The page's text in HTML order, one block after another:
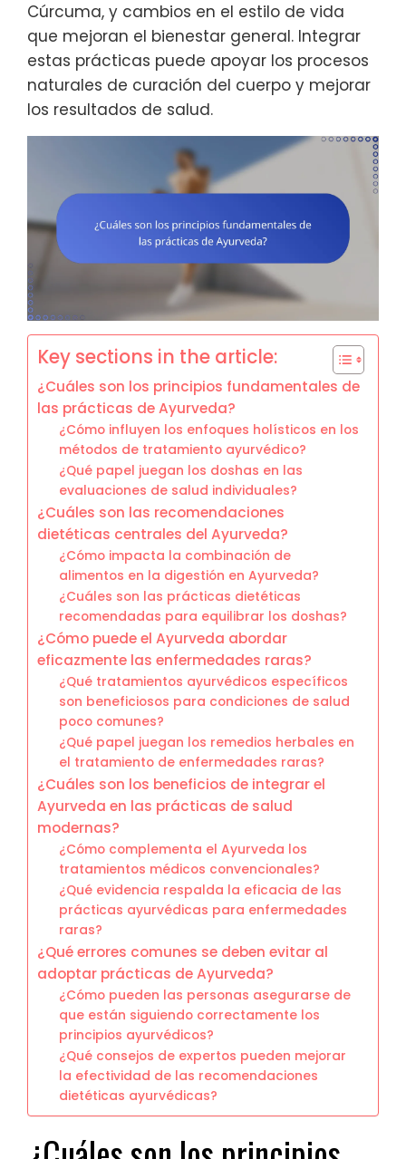
Cúrcuma, y cambios en el estilo de vida
que mejoran el bienestar general. Integrar
estas prácticas puede apoyar los procesos
naturales de curación del cuerpo y mejorar
los resultados de salud.
Key sections in the article:
¿Cuáles son los principios fundamentales de
las prácticas de Ayurveda?
¿Cómo influyen los enfoques holísticos en los
métodos de tratamiento ayurvédico?
¿Qué papel juegan los doshas en las
evaluaciones de salud individuales?
¿Cuáles son las recomendaciones
dietéticas centrales del Ayurveda?
¿Cómo impacta la combinación de
alimentos en la digestión en Ayurveda?
¿Cuáles son las prácticas dietéticas
recomendadas para equilibrar los doshas?
¿Cómo puede el Ayurveda abordar
eficazmente las enfermedades raras?
¿Qué tratamientos ayurvédicos específicos
son beneficiosos para condiciones de salud
poco comunes?
¿Qué papel juegan los remedios herbales en
el tratamiento de enfermedades raras?
¿Cuáles son los beneficios de integrar el
Ayurveda en las prácticas de salud
modernas?
¿Cómo complementa el Ayurveda los
tratamientos médicos convencionales?
¿Qué evidencia respalda la eficacia de las
prácticas ayurvédicas para enfermedades
raras?
¿Qué errores comunes se deben evitar al
adoptar prácticas de Ayurveda?
¿Cómo pueden las personas asegurarse de
que están siguiendo correctamente los
principios ayurvédicos?
¿Qué consejos de expertos pueden mejorar
la efectividad de las recomendaciones
dietéticas ayurvédicas?